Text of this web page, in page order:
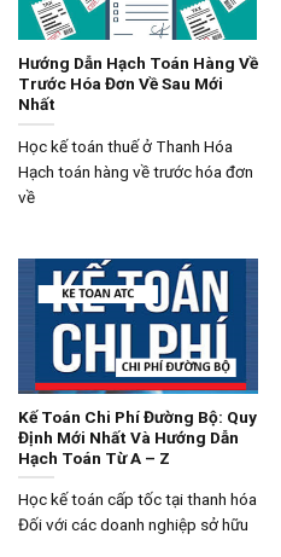
Hướng Dẫn Hạch Toán Hàng Về
Trước Hóa Đơn Về Sau Mới
Nhất
Học kế toán thuế ở Thanh Hóa
Hạch toán hàng về trước hóa đơn
về
Kế Toán Chi Phí Đường Bộ: Quy
Định Mới Nhất Và Hướng Dẫn
Hạch Toán Từ A – Z
Học kế toán cấp tốc tại thanh hóa
Đối với các doanh nghiệp sở hữu